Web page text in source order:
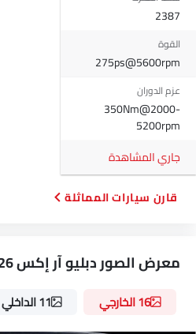
2387
القوة
275ps@5600rpm
عزم الدوران
350Nm@2000-
5200rpm
جاري المشاهدة
قارن سيارات المماثلة
معرض الصور دبليو آر إكس 2026
16 الخارجي 11 الداخلي